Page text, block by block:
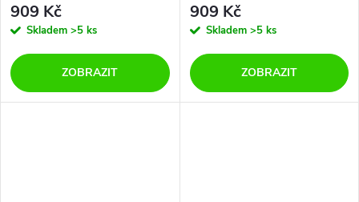
909 Kč
Skladem >5 ks
ZOBRAZIT
909 Kč
Skladem >5 ks
ZOBRAZIT